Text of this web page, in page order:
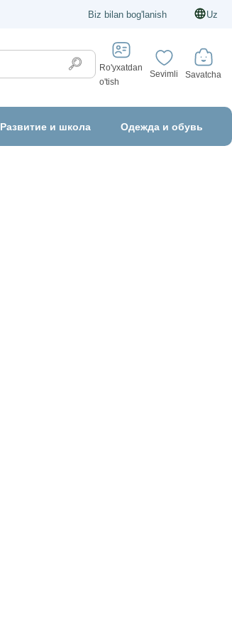
Biz bilan bog'lanish Uz
Ro'yxatdan
o'tish
Sevimli Savatcha
Развитие и школа Одежда и обувь